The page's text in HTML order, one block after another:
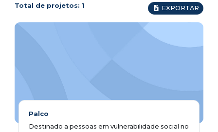
Total de projetos: 1 EXPORTAR
Palco
Destinado a pessoas em vulnerabilidade social no